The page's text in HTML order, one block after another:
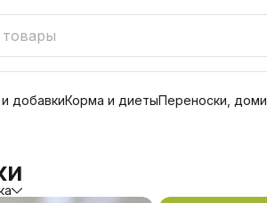
добавкиКорма и диетыПереноски,